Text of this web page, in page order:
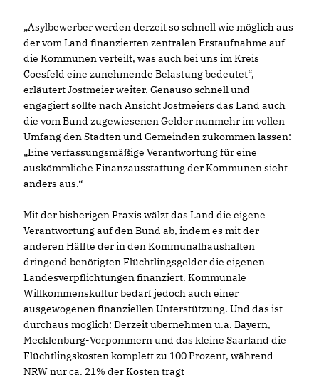
Asylbewerber werden derzeit so schnell wie möglich aus
der vom Land finanzierten zentralen Erstaufnahme auf
die Kommunen verteilt, was auch bei uns im Kreis
Coesfeld eine zunehmende Belastung bedeutet“,
erläutert Jostmeier weiter. Genauso schnell und
engagiert sollte nach Ansicht Jostmeiers das Land auch
die vom Bund zugewiesenen Gelder nunmehr im vollen
Umfang den Städten und Gemeinden zukommen lassen:
Eine verfassungsmäßige Verantwortung für eine
auskömmliche Finanzausstattung der Kommunen sieht
anders aus.“
Mit der bisherigen Praxis wälzt das Land die eigene
Verantwortung auf den Bund ab, indem es mit der
anderen Hälfte der in den Kommunalhaushalten
dringend benötigten Flüchtlingsgelder die eigenen
Landesverpflichtungen finanziert. Kommunale
Willkommenskultur bedarf jedoch auch einer
ausgewogenen finanziellen Unterstützung. Und das ist
durchaus möglich: Derzeit übernehmen u.a. Bayern,
Mecklenburg-Vorpommern und das kleine Saarland die
Flüchtlingskosten komplett zu 100 Prozent, während
NRW nur ca. 21% der Kosten trägt